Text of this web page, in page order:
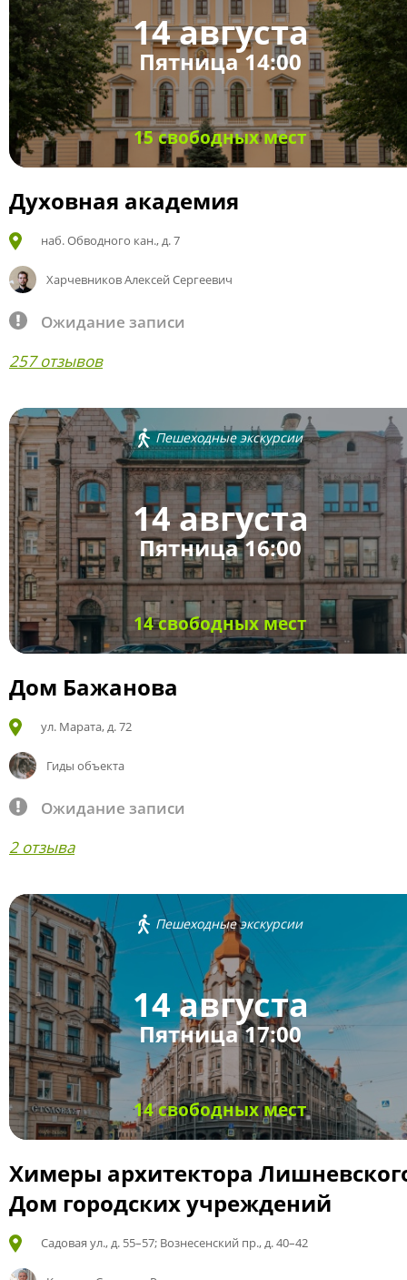
14 августа
Пятница 14:00
15 свободных мест
Духовная академия
наб. Обводного кан., д. 7
Харчевников Алексей Сергеевич
Ожидание записи
257 отзывов
Пешеходные экскурсии
14 августа
Пятница 16:00
14 свободных мест
Дом Бажанова
ул. Марата, д. 72
Гиды объекта
Ожидание записи
2 отзыва
Пешеходные экскурсии
14 августа
Пятница 17:00
14 свободных мест
Химеры архитектора
Дом городских учреждений
Садовая ул., д. 55–57; Вознесенский пр., д. 40–42